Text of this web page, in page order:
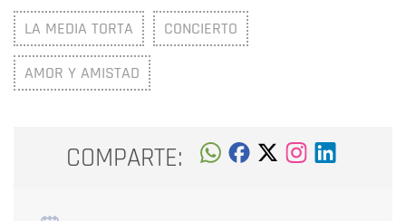
LA MEDIA TORTA CONCIERTO
AMOR Y AMISTAD
COMPARTE: